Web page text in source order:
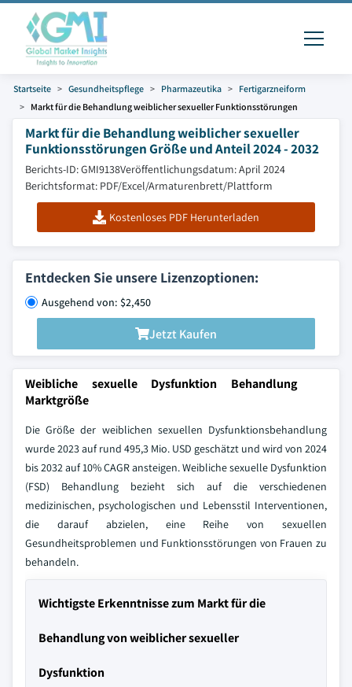
Startseite Gesundheitspflege Pharmazeutika
Fertigarzneiform
Markt für die Behandlung weiblicher sexueller Funktionsstörungen
Markt für die Behandlung weiblicher sexueller
Funktionsstörungen Größe und Anteil 2024 - 2032
Berichts-ID: GMI9138Veröffentlichungsdatum: April 2024
Berichtsformat: PDF/Excel/Armaturenbrett/Plattform
Kostenloses PDF Herunterladen
Entdecken Sie unsere Lizenzoptionen:
Ausgehend von: $2,450
Jetzt Kaufen
Weibliche sexuelle Dysfunktion Behandlung
Marktgröße
Die Größe der weiblichen sexuellen Dysfunktionsbehandlung
wurde 2023 auf rund 495,3 Mio. USD geschätzt und wird von 2024
bis 2032 auf 10% CAGR ansteigen. Weibliche sexuelle Dysfunktion
(FSD) Behandlung bezieht sich auf die verschiedenen
medizinischen, psychologischen und Lebensstil Interventionen,
die darauf abzielen, eine Reihe von sexuellen
Gesundheitsproblemen und Funktionsstörungen von Frauen zu
behandeln.
Wichtigste Erkenntnisse zum Markt für die
Behandlung von weiblicher sexueller
Dysfunktion